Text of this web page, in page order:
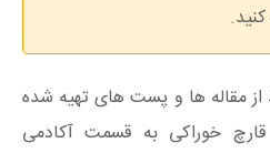
از مقاله ها و پست های تهیه شده
خوراکی به قسمت آکادمی